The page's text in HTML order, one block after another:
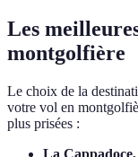
Les
montgolfière
Le choix de la
votre vol en
plus prisées :
La